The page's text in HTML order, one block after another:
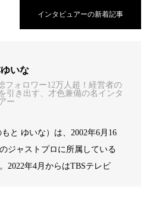
インタビュアーの新着記事
いな
フォロワー12万人超！経営者の
引き出す、才色兼備の名インタ
ー
と ゆいな）は、2002年6月16
ジャストプロに所属している
2022年4月からはTBSテレビ
の最前線 – いかわデンタルクリ
院長・医学博士 井川 浩海
ールは「仲良くすること」――
む教育事業の革新-株式会社自
人生をかけた匠が不安を安心